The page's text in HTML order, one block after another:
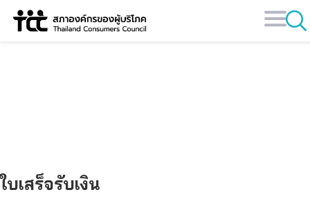
Skip
ใบเสร็จรับเงิน